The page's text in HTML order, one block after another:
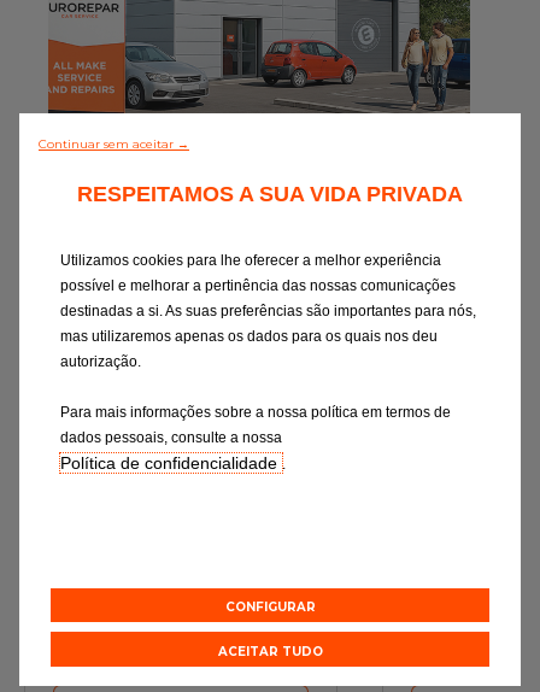
Orçamento online
Continuar sem aceitar →
RESPEITAMOS A SUA VIDA PRIVADA
Utilizamos cookies para lhe oferecer a melhor experiência
possível e melhorar a pertinência das nossas comunicações
destinadas a si. As suas preferências são importantes para nós,
mas utilizaremos apenas os dados para os quais nos deu
autorização.
Para mais informações sobre a nossa política em termos de
dados pessoais, consulte a nossa
Política de confidencialidade .
CONFIGURAR
ACEITAR TUDO